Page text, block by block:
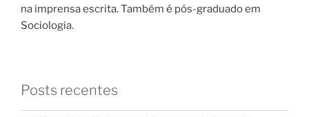
na imprensa escrita. Também é pós-graduado em
Sociologia.
Posts recentes